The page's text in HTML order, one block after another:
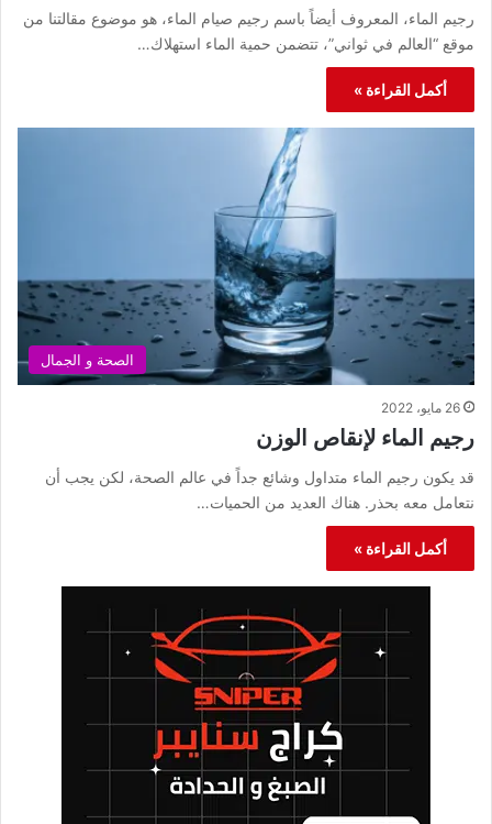
رجيم الماء، المعروف أيضاً باسم رجيم صيام الماء، هو موضوع مقالتنا من
موقع “العالم في ثواني”، تتضمن حمية الماء استهلاك…
أكمل القراءة »
الصحة و الجمال
26 مايو، 2022
رجيم الماء لإنقاص الوزن
قد يكون رجيم الماء متداول وشائع جداً في عالم الصحة، لكن يجب أن
نتعامل معه بحذر. هناك العديد من الحميات…
أكمل القراءة »